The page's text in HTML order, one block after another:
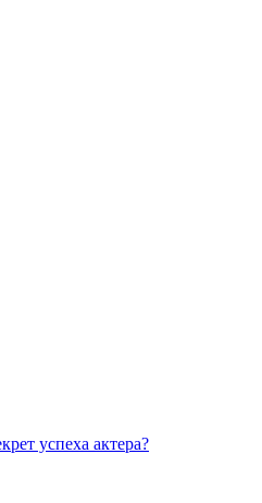
успеха актера?